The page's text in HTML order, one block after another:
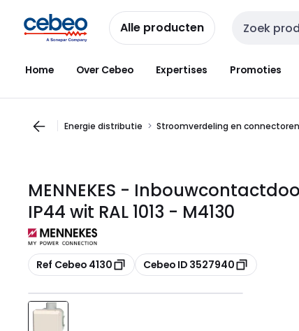
naar
navigatie
naar
inhoud
Alle producten Zoekveld
Home Over Cebeo Expertises Promoties
Energie distributie Stroomverdeling en connectoren
MENNEKES -
IP44 wit RAL 1013 - M4130
Kopiëren
Ref Cebeo 4130 Kopiëren
Cebeo ID 3527940